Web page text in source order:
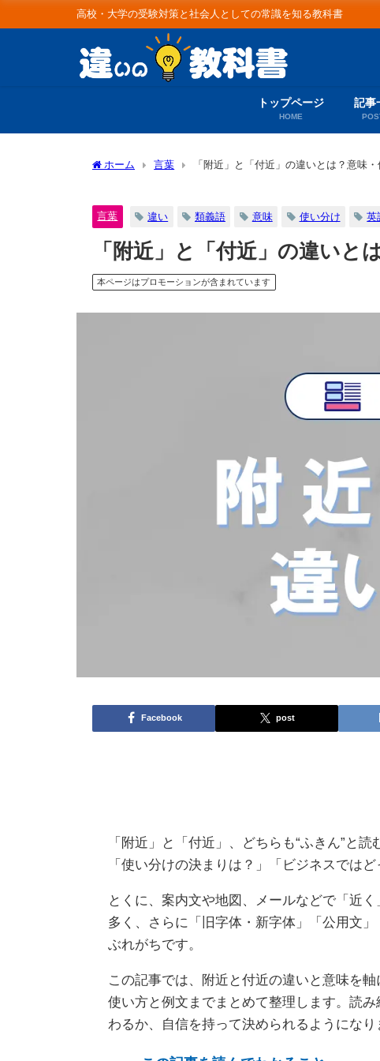
高校・大学の受験対策と社会人としての常識を知る教科書
トップページ
HOME
記事
ホーム 言葉 「附近」と「付近」の違いとは？意味
言葉 違い 類義語 意味 使い分け 英
「附近」と「付近」の違いと
本ページはプロモーションが含まれています
Facebook post
「附近」と「付近」、どちらも“ふきん”と
「使い分けの決まりは？」「ビジネスでは
とくに、案内文や地図、メールなどで「近
多く、さらに「旧字体・新字体」「公用文
ぶれがちです。
この記事では、附近と付近の違いと意味を
使い方と例文までまとめて整理します。読
わるか、自信を持って決められるようになり